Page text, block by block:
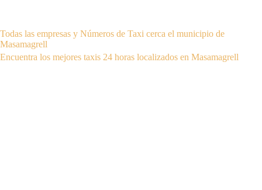
Todas las empresas y Números de Taxi cerca el municipio de
Masamagrell
Encuentra los mejores taxis 24 horas localizados en Masamagrell